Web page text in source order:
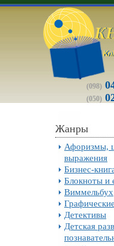
(098)
(050)
Жанры
Афоризмы,
выражения
Бизнес-
Блокноты и
Виммельбух
Детективы
Детская